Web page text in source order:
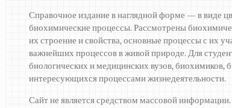
Справочное издание в наглядной форме — в виде
биохимические процессы. Рассмотрены
их строение и свойства, основные процессы с их
важнейших процессов в живой природе. Для
биологических и медицинских вузов, биохимиков,
интересующихся процессами жизнедеятельности.
Сайт не является средством массовой